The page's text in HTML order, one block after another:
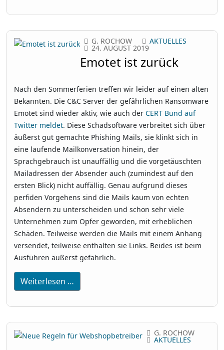
G. ROCHOW AKTUELLES
24. AUGUST 2019
Emotet ist zurück
Nach den Sommerferien treffen wir leider auf einen alten
Bekannten. Die C&C Server der gefährlichen Ransomware
Emotet sind wieder aktiv, wie auch der CERT Bund auf
Twitter meldet. Diese Schadsoftware verbreitet sich über
äußerst gut gemachte Phishing Mails, sie klinkt sich in
eine laufende Mailkonversation hinein, der
Sprachgebrauch ist unauffällig und die vorgetäuschten
Mailadressen der Absender auch (zumindest auf den
ersten Blick) nicht auffällig. Genau aufgrund dieses
perfiden Vorgehens sind die Mails kaum von echten
Absendern zu unterscheiden und schon sehr viele
Unternehmen zum Opfer geworden, mit erheblichen
Schäden. Teilweise werden die Mails mit einem Anhang
versendet, teilweise enthalten sie Links. Beides ist beim
Ausführen äußerst gefährlich.
Weiterlesen …
G. ROCHOW
AKTUELLES